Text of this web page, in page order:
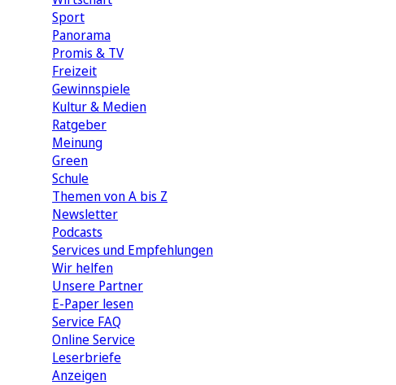
Sport
Panorama
Promis & TV
Freizeit
Gewinnspiele
Kultur & Medien
Ratgeber
Meinung
Green
Schule
Themen von A bis Z
Newsletter
Podcasts
Services und Empfehlungen
Wir helfen
Unsere Partner
E-Paper lesen
Service FAQ
Online Service
Leserbriefe
Anzeigen